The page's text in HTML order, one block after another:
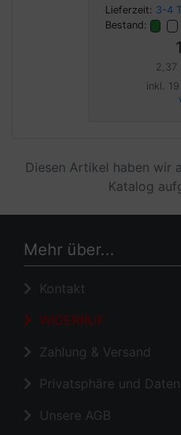
Lieferzeit: 3-4
Bestand:
2,37
inkl.
Diesen Artikel haben wir
Katalog
Mehr über...
Kontakt
WIDERRUF
Zahlung & Versand
Privatsphäre und
Unsere AGB